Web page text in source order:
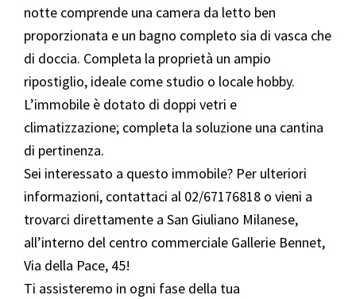
notte comprende una camera da letto ben
proporzionata e un bagno completo sia di vasca che
di doccia. Completa la proprietà un ampio
ripostiglio, ideale come studio o locale hobby.
L’immobile è dotato di doppi vetri e
climatizzazione; completa la soluzione una cantina
di pertinenza.
Sei interessato a questo immobile? Per ulteriori
informazioni, contattaci al 02/67176818 o vieni a
trovarci direttamente a San Giuliano Milanese,
all’interno del centro commerciale Gallerie Bennet,
Via della Pace, 45!
Ti assisteremo in ogni fase della tua